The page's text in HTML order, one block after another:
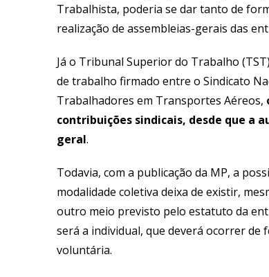
Trabalhista, poderia se dar tanto de
realização de assembleias-gerais das
Já o Tribunal Superior do Trabalho
de trabalho firmado entre o Sindicato
Trabalhadores em Transportes Aéreos,
contribuições sindicais, desde que a
geral.
Todavia, com a publicação da MP, a
modalidade coletiva deixa de existir,
outro meio previsto pelo estatuto da
será a individual, que deverá ocorrer
voluntária.